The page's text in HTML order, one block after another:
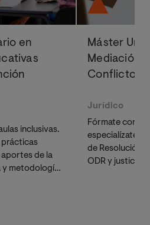
en
inclusivas.
prácticas
aportes de la
metodologías
Máster
Mediación
Conflicto
Jurídico
Fórmate como
especialízate
de Resolución
ODR y justicia